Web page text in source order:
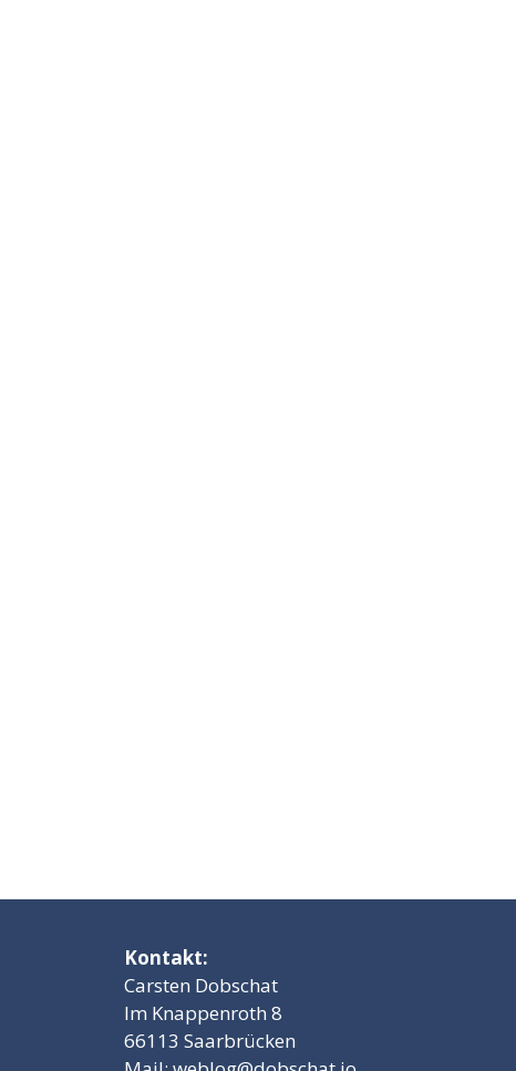
Kontakt:
Carsten Dobschat
Im Knappenroth 8
66113 Saarbrücken